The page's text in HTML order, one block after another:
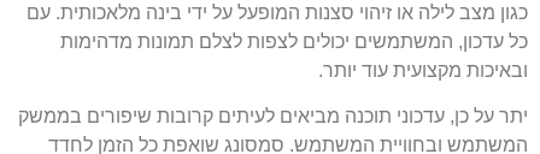
כגון מצב לילה או זיהוי סצנות המופעל על ידי בינה מלאכותית. עם
כל עדכון, המשתמשים יכולים לצפות לצלם תמונות מדהימות
ובאיכות מקצועית עוד יותר.
יתר על כן, עדכוני תוכנה מביאים לעיתים קרובות שיפורים בממשק
המשתמש ובחוויית המשתמש. סמסונג שואפת כל הזמן לחדד